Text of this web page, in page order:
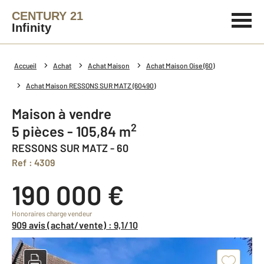
CENTURY 21
Infinity
Accueil Achat Achat Maison Achat Maison Oise (60)
Achat Maison RESSONS SUR MATZ (60490)
Maison à vendre
5 pièces - 105,84 m2
RESSONS SUR MATZ - 60
Ref : 4309
190 000 €
Honoraires charge vendeur
909 avis (achat/vente) : 9,1/10